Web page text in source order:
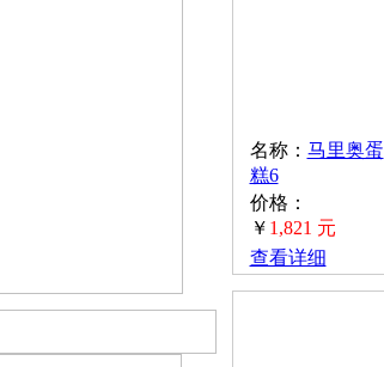
名称： 马里奥蛋
糕6
价格：
￥ 1,821 元
查看详细